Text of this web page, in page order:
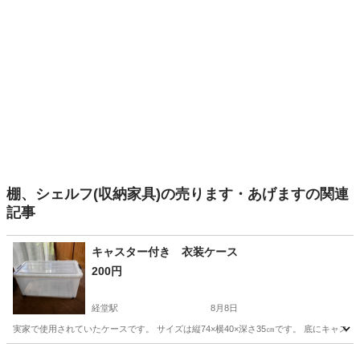
棚、シェルフ(収納家具)の売ります・あげますの関連
記事
キャスター付き 衣装ケース
200円
経堂駅 8月8日
実家で使用されていたケースです。 サイズは縦74×横40×深さ35㎝です。 底にキャス